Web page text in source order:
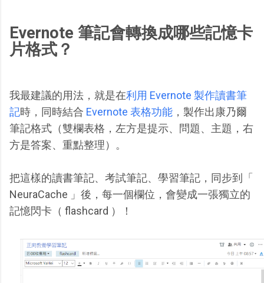
Evernote 筆記會轉換成哪些記憶卡
片格式？
我最建議的用法，就是在利用 Evernote 製作讀書筆
記時，同時結合 Evernote 表格功能 ，製作出康乃爾
筆記格式（雙欄表格，左方是提示、問題、主題，右
方是答案、重點整理）。
把這樣的讀書筆記、考試筆記、學習筆記，同步到「
NeuraCache 」後，每一個欄位，會變成一張獨立的
記憶閃卡（ flashcard ）！